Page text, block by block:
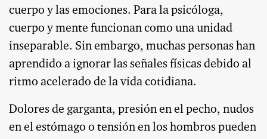
cuerpo y las emociones. Para la psicóloga,
cuerpo y mente funcionan como una unidad
inseparable. Sin embargo, muchas personas han
aprendido a ignorar las señales físicas debido al
ritmo acelerado de la vida cotidiana.
Dolores de garganta, presión en el pecho, nudos
en el estómago o tensión en los hombros pueden